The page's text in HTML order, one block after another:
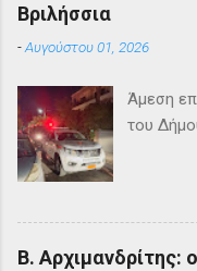
Βριλήσσια
-Αυγούστου 01, 2026
Άμεση
του
Β. Αρχιμανδρίτης: